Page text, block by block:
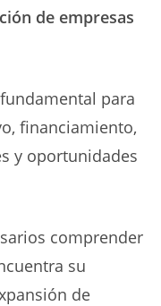
de empresas
para
financiamiento,
y oportunidades
comprender
su
de